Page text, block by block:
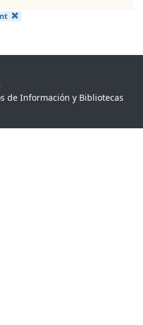
de Información y Bibliotecas